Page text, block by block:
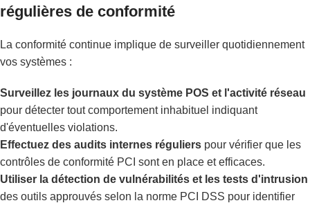
régulières de conformité
La conformité continue implique de surveiller quotidiennement
vos systèmes :
Surveillez les journaux du système POS et l'activité réseau
pour détecter tout comportement inhabituel indiquant
d'éventuelles violations.
Effectuez des audits internes réguliers pour vérifier que les
contrôles de conformité PCI sont en place et efficaces.
Utiliser la détection de vulnérabilités et les tests d'intrusion
des outils approuvés selon la norme PCI DSS pour identifier